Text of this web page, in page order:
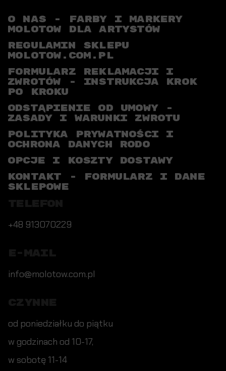
O NAS - FARBY I MARKERY
MOLOTOW DLA ARTYSTÓW
REGULAMIN SKLEPU
MOLOTOW.COM.PL
FORMULARZ REKLAMACJI I
ZWROTÓW - INSTRUKCJA KROK
PO KROKU
ODSTĄPIENIE OD UMOWY -
ZASADY I WARUNKI ZWROTU
POLITYKA PRYWATNOŚCI I
OCHRONA DANYCH RODO
OPCJE I KOSZTY DOSTAWY
KONTAKT - FORMULARZ I DANE
SKLEPOWE
+48 913070229
info@molotow.com.pl
od poniedziałku do piątku
w godzinach od 10-17,
w sobotę 11-14